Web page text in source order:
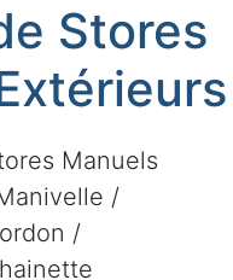
Stores
Manuels
/
/